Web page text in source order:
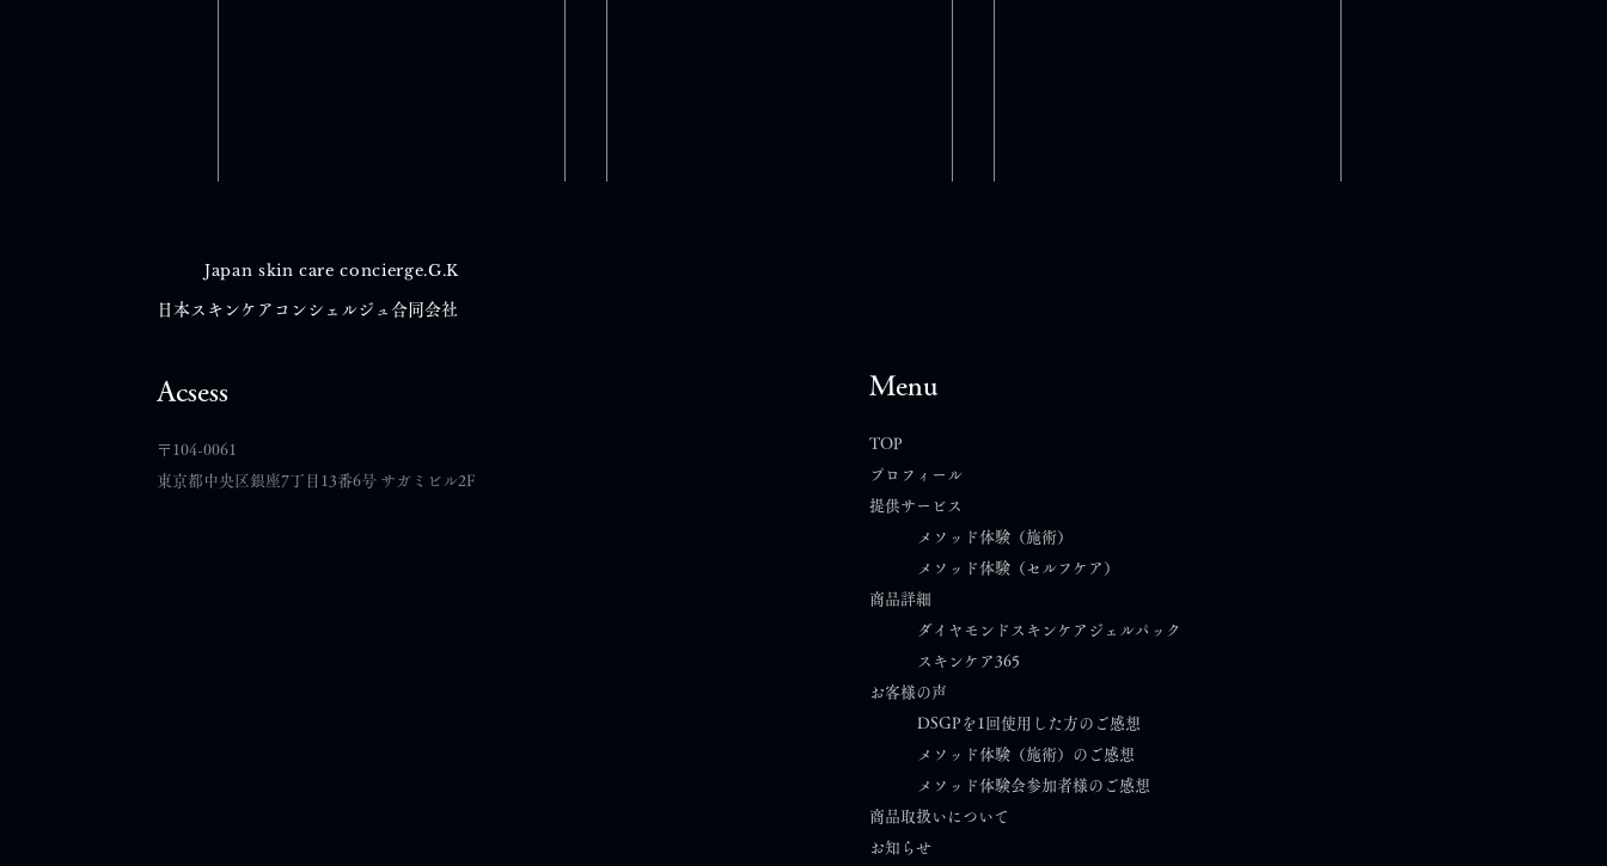
スキンケア迷子のあなたへ｜
肌悩みの答えが見つかる美の
思考を毎週お届けします
Japan skin care concierge.G.K
日本スキンケアコンシェルジュ合同会社
Acsess
​〒104-0061
東京都中央区銀座7丁目13番6号 サガミビル2F
Menu
TOP
プロフィール
提供サービス
メソッド体験（施術）
メソッド体験（セルフケア）
商品詳細
ダイヤモンドスキンケアジェルパック
スキンケア365​
お客様の声
DSGPを1回使用した方のご感想
メソッド体験（施術）のご感想
メソッド体験会参加者様のご感想
商品取扱いについて
お知らせ​